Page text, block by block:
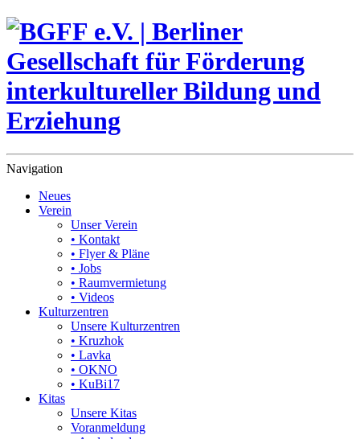
Navigation
Neues
Verein
Unser Verein
• Kontakt
• Flyer & Pläne
• Jobs
• Raumvermietung
• Videos
Kulturzentren
Unsere Kulturzentren
• Kruzhok
• Lavka
• OKNO
• KuBi17
Kitas
Unsere Kitas
Voranmeldung